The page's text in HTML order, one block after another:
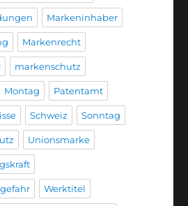
Markeninhaber
Markenrecht
markenschutz
Montag Patentamt
Schweiz Sonntag
Unionsmarke
Werktitel